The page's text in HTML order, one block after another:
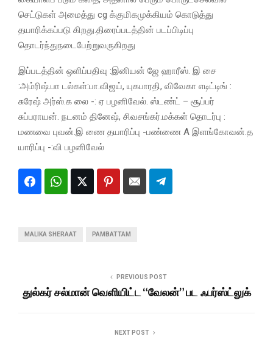
செட்டுகள் அமைத்து cg க்குமிகமுக்கியம் கொடுத்து
தயாரிக்கப்படு கிறது.திரைப்படத்தின் படப்பிடிப்பு
தொடர்ந்துநடைபேற்றுவருகிறது
இப்படத்தின் ஒளிப்பதிவு :இனியன் ஜே ஹாரீஸ். இ சை
:அம்ரிஷ்.பா டல்கள்:பா.விஜய், யுகபாரதி, விவேகா எடிட்டிங் :
சுரேஷ் அர்ஸ்.க லை -: ஏ பழனிவேல். ஸ்டண்ட் – சூப்பர்
சுப்பராயன். நடனம் தினேஷ், சிவசங்கர்.மக்கள் தொடர்பு :
மணவை புவன்.இ ணை தயாரிப்பு -பண்ணை A இளங்கோவன்.த
யாரிப்பு -:வி பழனிவேல்
MALIKA SHERAAT PAMBATTAM
PREVIOUS POST
துல்கர் சல்மான் வெளியிட்ட “வேலன்” பட ஃபர்ஸ்ட்லுக்
NEXT POST